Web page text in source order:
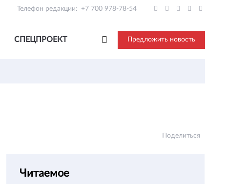
Телефон редакции: +7 700 978-78-54
СПЕЦПРОЕКТ Предложить новость
Поделиться
Читаемое